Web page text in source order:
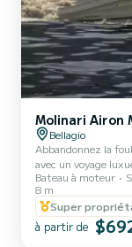
Bellagio
Abbandonnez la
avec un voyage
de vous faire
et paysages
moteur privé.
c'est une
maximum de 7
Bateau à moteur
8 m
Super
à partir de